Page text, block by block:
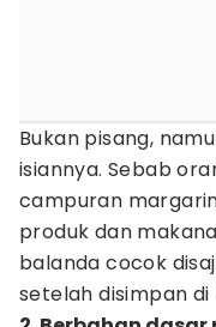
Bukan pisang,
isiannya. Sebab
campuran
produk dan
balanda cocok
setelah disimpan di